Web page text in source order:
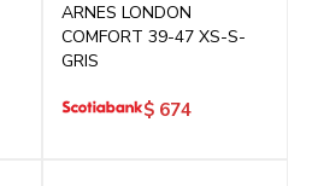
ARNES LONDON
COMFORT 39-47 XS-S-
GRIS
$ 674